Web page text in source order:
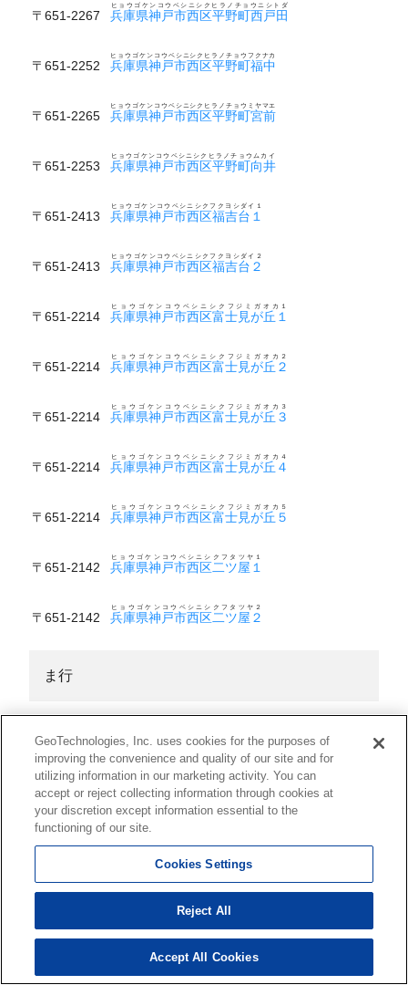
〒651-2267 兵庫県神戸市西区平野町西戸田
ヒョウゴケンコウベシニシクヒラノチョウニシトダ
〒651-2252 兵庫県神戸市西区平野町福中
ヒョウゴケンコウベシニシクヒラノチョウフクナカ
〒651-2265 兵庫県神戸市西区平野町宮前
ヒョウゴケンコウベシニシクヒラノチョウミヤマエ
〒651-2253 兵庫県神戸市西区平野町向井
ヒョウゴケンコウベシニシクヒラノチョウムカイ
〒651-2413 兵庫県神戸市西区福吉台１
ヒョウゴケンコウベシニシクフクヨシダイ１
〒651-2413 兵庫県神戸市西区福吉台２
ヒョウゴケンコウベシニシクフクヨシダイ２
〒651-2214 兵庫県神戸市西区富士見が丘１
ヒョウゴケンコウベシニシクフジミガオカ１
〒651-2214 兵庫県神戸市西区富士見が丘２
ヒョウゴケンコウベシニシクフジミガオカ２
〒651-2214 兵庫県神戸市西区富士見が丘３
ヒョウゴケンコウベシニシクフジミガオカ３
〒651-2214 兵庫県神戸市西区富士見が丘４
ヒョウゴケンコウベシニシクフジミガオカ４
〒651-2214 兵庫県神戸市西区富士見が丘５
ヒョウゴケンコウベシニシクフジミガオカ５
〒651-2142 兵庫県神戸市西区二ツ屋１
ヒョウゴケンコウベシニシクフタツヤ１
〒651-2142 兵庫県神戸市西区二ツ屋２
ヒョウゴケンコウベシニシクフタツヤ２
ま行
〒651-2143 兵庫県神戸市西区丸塚１
〒651-2143 兵庫県神戸市西区丸塚２
ヒョウゴケンコウベシニシクマルヅカ２
〒651-2277 兵庫県神戸市西区美賀多台１
ヒョウゴケンコウベシニシクミカタダイ１
〒651-2277 兵庫県神戸市西区美賀多台２
〒651-2277 兵庫県神戸市西区美賀多台３
ヒョウゴケンコウベシニシクミカタダイ４
GeoTechnologies, Inc. uses cookies for the purposes of
improving the convenience and quality of our site and for
utilizing information in our marketing activity. You can
accept or reject collecting information through cookies at
your discretion except information essential to the
functioning of our site.
Cookies Settings
Reject All
Accept All Cookies